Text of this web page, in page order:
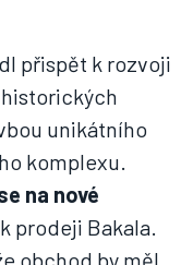
přispět k rozvoji
unikátního
komplexu.
na nové
prodeji Bakala.
obchod by měl